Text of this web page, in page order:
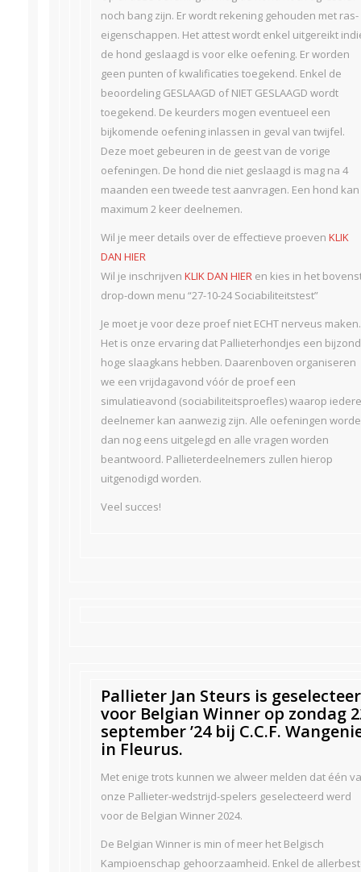
noch bang zijn. Er wordt rekening gehouden met ras-
eigenschappen. Het attest wordt enkel uitgereikt
de hond geslaagd is voor elke oefening. Er worden
geen punten of kwalificaties toegekend. Enkel de
beoordeling GESLAAGD of NIET GESLAAGD wordt
toegekend. De keurders mogen eventueel een
bijkomende oefening inlassen in geval van twijfel.
Deze moet gebeuren in de geest van de vorige
oefeningen. De hond die niet geslaagd is mag na 4
maanden een tweede test aanvragen. Een hond kan
maximum 2 keer deelnemen.
Wil je meer details over de effectieve proeven KLIK
DAN HIER
Wil je inschrijven KLIK DAN HIERen kies in het
drop-down menu “27-10-24 Sociabiliteitstest”
Je moet je voor deze proef niet ECHT nerveus maken.
Het is onze ervaring dat Pallieterhondjes een
hoge slaagkans hebben. Daarenboven organiseren
we een vrijdagavond vóór de proef een
simulatieavond (sociabiliteitsproefles) waarop iedere
deelnemer kan aanwezig zijn. Alle oefeningen
dan nog eens uitgelegd en alle vragen worden
beantwoord. Pallieterdeelnemers zullen hierop
uitgenodigd worden.
Veel succes!
Pallieter Jan Steurs is
voor Belgian Winner op zondag
september ’24 bij C.C.F.
in Fleurus.
Met enige trots kunnen we alweer melden dat één
onze Pallieter-wedstrijd-spelers geselecteerd werd
voor de Belgian Winner 2024.
De Belgian Winner is min of meer het Belgisch
Kampioenschap gehoorzaamheid. Enkel de